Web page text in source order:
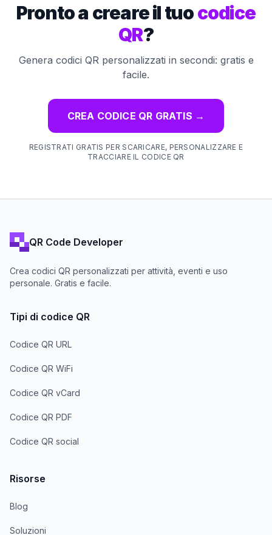
Pronto a creare il tuocodice
QR?
Genera codici QR personalizzati in secondi: gratis e
facile.
CREA CODICE QR GRATIS →
REGISTRATI GRATIS PER SCARICARE, PERSONALIZZARE E
TRACCIARE IL CODICE QR
QR Code Developer
Crea codici QR personalizzati per attività, eventi e uso
personale. Gratis e facile.
Tipi di codice QR
Codice QR URL
Codice QR WiFi
Codice QR vCard
Codice QR PDF
Codice QR social
Risorse
Blog
Soluzioni